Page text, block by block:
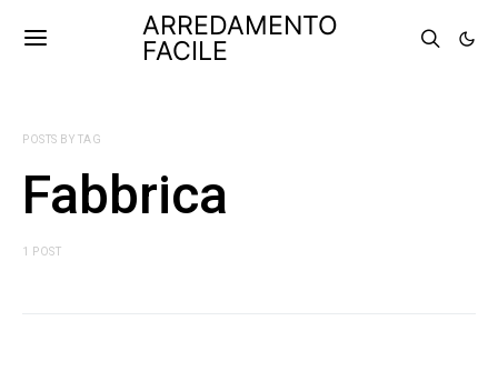
ARREDAMENTO
FACILE
POSTS BY TAG
Fabbrica
1 POST